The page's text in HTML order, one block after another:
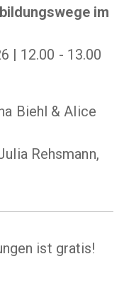
im
| 12.00 - 13.00
Biehl & Alice
Rehsmann,
ist gratis!